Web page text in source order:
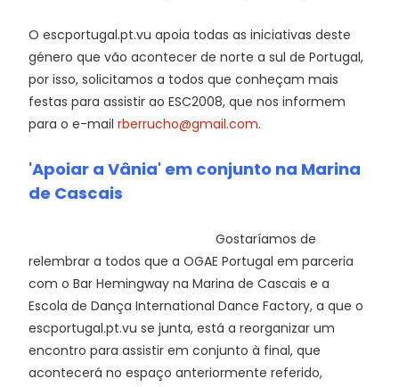
O escportugal.pt.vu apoia todas as iniciativas deste
género que vão acontecer de norte a sul de Portugal,
por isso, solicitamos a todos que conheçam mais
festas para assistir ao ESC2008, que nos informem
para o e-mail rberrucho@gmail.com.
'Apoiar a Vânia' em conjunto na Marina
de Cascais
Gostaríamos de
relembrar a todos que a OGAE Portugal em parceria
com o Bar Hemingway na Marina de Cascais e a
Escola de Dança International Dance Factory, a que o
escportugal.pt.vu se junta, está a reorganizar um
encontro para assistir em conjunto à final, que
acontecerá no espaço anteriormente referido,